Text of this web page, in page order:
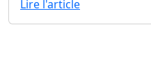
Lire l'article